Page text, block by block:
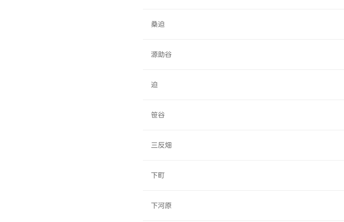
桑迫
源助谷
迫
笹谷
三反畑
下町
下河原